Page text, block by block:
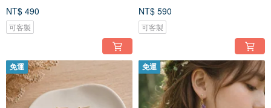
NT$ 490
可客製
NT$ 590
可客製
免運 免運